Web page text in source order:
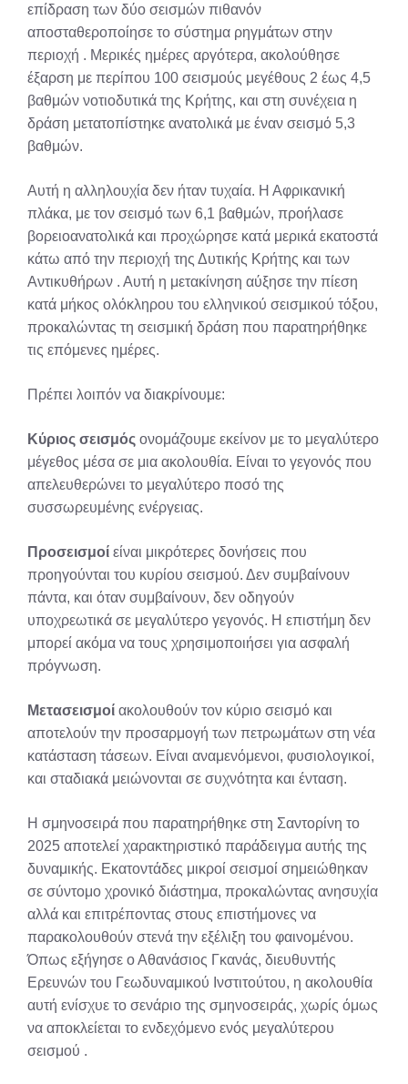
επίδραση των δύο σεισμών πιθανόν
αποσταθεροποίησε το σύστημα ρηγμάτων στην
περιοχή . Μερικές ημέρες αργότερα, ακολούθησε
έξαρση με περίπου 100 σεισμούς μεγέθους 2 έως 4,5
βαθμών νοτιοδυτικά της Κρήτης, και στη συνέχεια η
δράση μετατοπίστηκε ανατολικά με έναν σεισμό 5,3
βαθμών.
Αυτή η αλληλουχία δεν ήταν τυχαία. Η Αφρικανική
πλάκα, με τον σεισμό των 6,1 βαθμών, προήλασε
βορειοανατολικά και προχώρησε κατά μερικά εκατοστά
κάτω από την περιοχή της Δυτικής Κρήτης και των
Αντικυθήρων . Αυτή η μετακίνηση αύξησε την πίεση
κατά μήκος ολόκληρου του ελληνικού σεισμικού τόξου,
προκαλώντας τη σεισμική δράση που παρατηρήθηκε
τις επόμενες ημέρες.
Πρέπει λοιπόν να διακρίνουμε:
Κύριος σεισμός ονομάζουμε εκείνον με το μεγαλύτερο
μέγεθος μέσα σε μια ακολουθία. Είναι το γεγονός που
απελευθερώνει το μεγαλύτερο ποσό της
συσσωρευμένης ενέργειας.
Προσεισμοί είναι μικρότερες δονήσεις που
προηγούνται του κυρίου σεισμού. Δεν συμβαίνουν
πάντα, και όταν συμβαίνουν, δεν οδηγούν
υποχρεωτικά σε μεγαλύτερο γεγονός. Η επιστήμη δεν
μπορεί ακόμα να τους χρησιμοποιήσει για ασφαλή
πρόγνωση.
Μετασεισμοί ακολουθούν τον κύριο σεισμό και
αποτελούν την προσαρμογή των πετρωμάτων στη νέα
κατάσταση τάσεων. Είναι αναμενόμενοι, φυσιολογικοί,
και σταδιακά μειώνονται σε συχνότητα και ένταση.
Η σμηνοσειρά που παρατηρήθηκε στη Σαντορίνη το
2025 αποτελεί χαρακτηριστικό παράδειγμα αυτής της
δυναμικής. Εκατοντάδες μικροί σεισμοί σημειώθηκαν
σε σύντομο χρονικό διάστημα, προκαλώντας ανησυχία
αλλά και επιτρέποντας στους επιστήμονες να
παρακολουθούν στενά την εξέλιξη του φαινομένου.
Όπως εξήγησε ο Αθανάσιος Γκανάς, διευθυντής
Ερευνών του Γεωδυναμικού Ινστιτούτου, η ακολουθία
αυτή ενίσχυε το σενάριο της σμηνοσειράς, χωρίς όμως
να αποκλείεται το ενδεχόμενο ενός μεγαλύτερου
σεισμού .